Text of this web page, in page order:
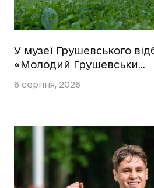
У музеї Грушевського
«Молодий Грушевськи…
6 серпня, 2026